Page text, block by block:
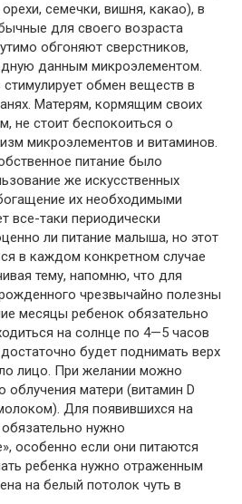
семечки, вишня, какао), в
для своего возраста
обгоняют сверстников,
данным микроэлементом.
обмен веществ в
Матерям, кормящим своих
не стоит беспокоиться о
микроэлементов и витаминов.
питание было
же искусственных
их необходимыми
все-таки периодически
ли питание малыша, но этот
в каждом конкретном случае
тему, напомню, что для
чрезвычайно полезны
месяцы ребенок обязательно
на солнце по 4—5 часов
будет поднимать верх
лицо. При желании можно
облучения матери (витамин D
Для появившихся на
нужно
особенно если они питаются
ребенка нужно отраженным
на белый потолок чуть в